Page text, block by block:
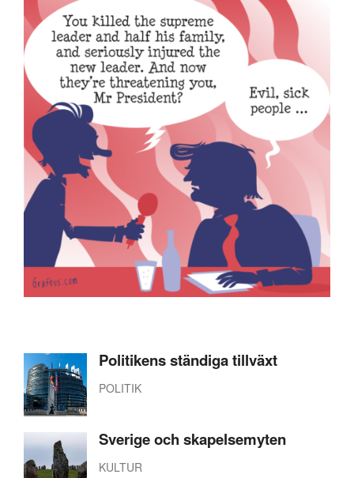
Politikens ständiga tillväxt
POLITIK
Sverige och skapelsemyten
KULTUR